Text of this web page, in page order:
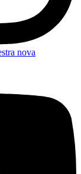
nova